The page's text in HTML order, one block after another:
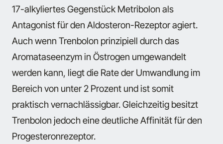
17-alkyliertes Gegenstück Metribolon als
Antagonist für den Aldosteron-Rezeptor agiert.
Auch wenn Trenbolon prinzipiell durch das
Aromataseenzym in Östrogen umgewandelt
werden kann, liegt die Rate der Umwandlung im
Bereich von unter 2 Prozent und ist somit
praktisch vernachlässigbar. Gleichzeitig besitzt
Trenbolon jedoch eine deutliche Affinität für den
Progesteronrezeptor.